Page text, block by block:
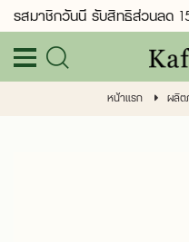
รสมาชิกวันนี้ รับสิทธิ์ส่วนลด
หน้าแรก ผลิ